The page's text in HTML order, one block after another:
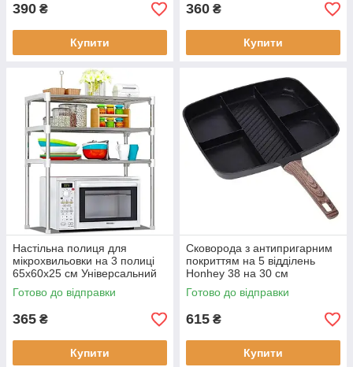
390 ₴
Купити
360 ₴
Купити
Настільна полиця для
мікрохвильовки на 3 полиці
65x60x25 см Універсальний
кухонний стелаж
Готово до відправки
365 ₴
Купити
Сковорода з антипригарним
покриттям на 5 відділень
Honhey 38 на 30 см
Готово до відправки
615 ₴
Купити